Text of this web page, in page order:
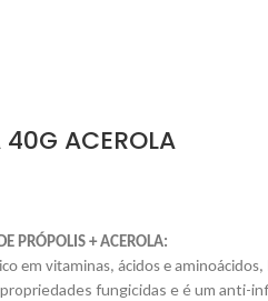
40G ACEROLA
PRÓPOLIS + ACEROLA:
em vitaminas, ácidos e
fungicidas e é um